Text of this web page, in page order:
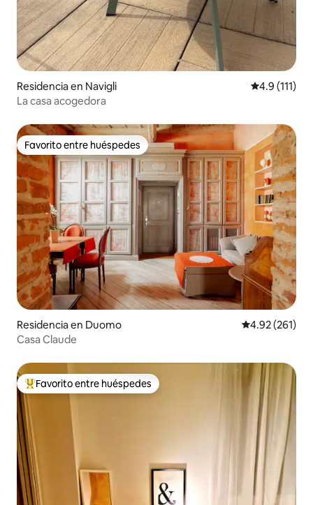
Residencia en Navigli Calificación
4.9 (111)
La casa acogedora
Favorito entre huéspedes
Favorito entre huéspedes
Residencia en Duomo Calificación
4.92 (261)
Casa Claude
De los mejores en Favorito entre huéspedes
Favorito entre huéspedes